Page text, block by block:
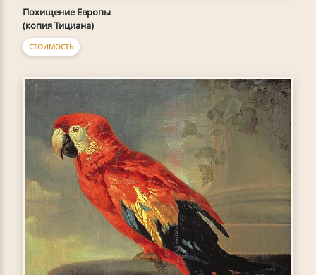
Похищение Европы
(копия Тициана)
СТОИМОСТЬ